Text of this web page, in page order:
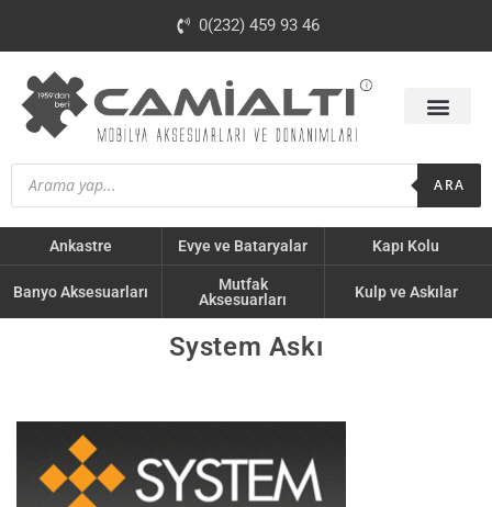
0(232) 459 93 46
ARA
Ankastre Evye ve Bataryalar Kapı Kolu
Banyo Aksesuarları
Mutfak
Aksesuarları
Kulp ve Askılar
System Askı